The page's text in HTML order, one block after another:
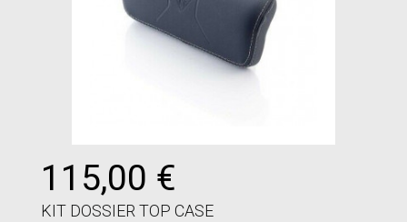
115,00 €
KIT DOSSIER TOP CASE